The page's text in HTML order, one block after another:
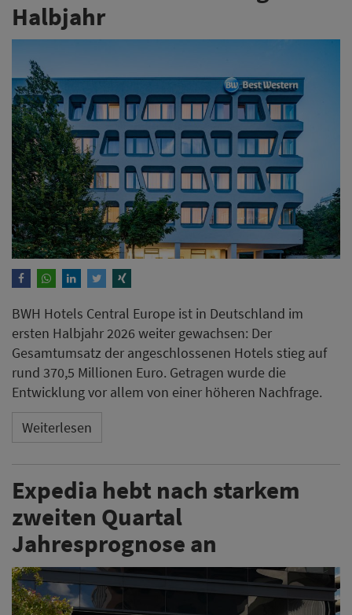
Halbjahr
BWH Hotels Central Europe ist in Deutschland im
ersten Halbjahr 2026 weiter gewachsen: Der
Gesamtumsatz der angeschlossenen Hotels stieg auf
rund 370,5 Millionen Euro. Getragen wurde die
Entwicklung vor allem von einer höheren Nachfrage.
Weiterlesen
Expedia hebt nach starkem
zweiten Quartal
Jahresprognose an